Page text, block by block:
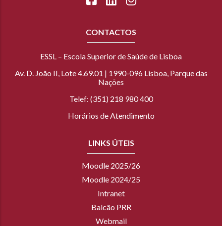
CONTACTOS
ESSL – Escola Superior de Saúde de Lisboa
Av. D. João II, Lote 4.69.01 | 1990-096 Lisboa, Parque das
Nações
Telef: (351) 218 980 400
Horários de Atendimento
LINKS ÚTEIS
Moodle 2025/26
Moodle 2024/25
Intranet
Balcão PRR
Webmail